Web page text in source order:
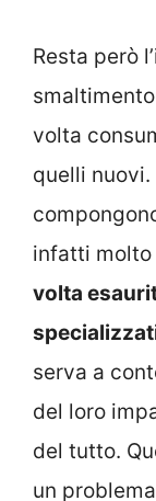
Resta però
volta
quelli
infatti molto
volta
serva a
del loro
del tutto.
un